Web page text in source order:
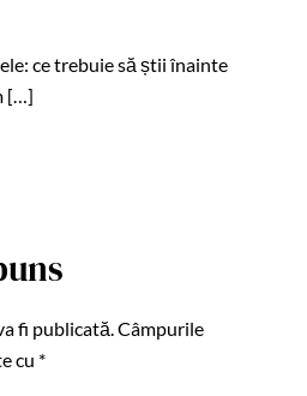
ce trebuie să știi înainte
[…]
fi publicată. Câmpurile
cu *